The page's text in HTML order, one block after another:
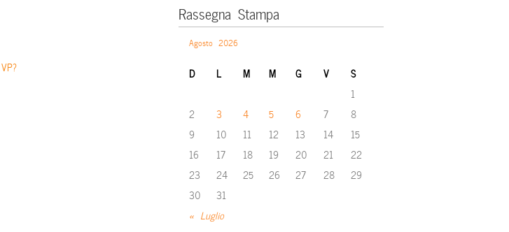
Rassegna Stampa
Agosto 2026
D L M M G V S
« Luglio
1
2
3 4 5 6 7
8
9
10 11 12 13 14
15
16
17 18 19 20 21
22
23
24 25 26 27 28
29
30
31